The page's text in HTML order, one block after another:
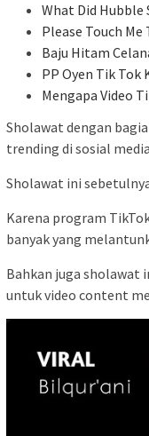
What Did Hubble
Please Touch
Baju Hitam
PP Oyen Tik Tok
Mengapa Video
Sholawat dengan
trending di sosial
Sholawat ini
Karena program
banyak yang
Bahkan juga sholawat
untuk video content